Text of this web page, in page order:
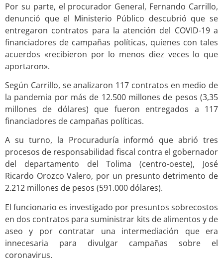
Por su parte, el procurador General, Fernando Carrillo,
denunció que el Ministerio Público descubrió que se
entregaron contratos para la atención del COVID-19 a
financiadores de campañas políticas, quienes con tales
acuerdos «recibieron por lo menos diez veces lo que
aportaron».
Según Carrillo, se analizaron 117 contratos en medio de
la pandemia por más de 12.500 millones de pesos (3,35
millones de dólares) que fueron entregados a 117
financiadores de campañas políticas.
A su turno, la Procuraduría informó que abrió tres
procesos de responsabilidad fiscal contra el gobernador
del departamento del Tolima (centro-oeste), José
Ricardo Orozco Valero, por un presunto detrimento de
2.212 millones de pesos (591.000 dólares).
El funcionario es investigado por presuntos sobrecostos
en dos contratos para suministrar kits de alimentos y de
aseo y por contratar una intermediación que era
innecesaria para divulgar campañas sobre el
coronavirus.